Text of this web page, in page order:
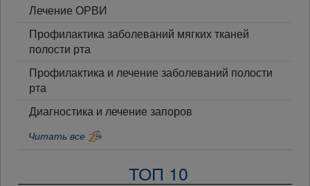
Лечение ОРВИ
Профилактика заболеваний мягких тканей
полости рта
Профилактика и лечение заболеваний полости
рта
Диагностика и лечение запоров
Читать все
ТОП 10